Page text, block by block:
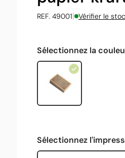
REF. 49001| Vérifier le
Sélectionnez la
Sélectionnez